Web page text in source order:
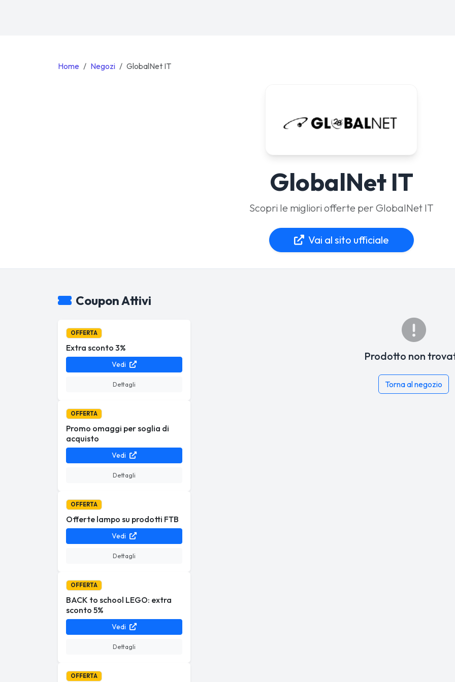
Home Negozi GlobalNet IT
GlobalNet IT
Scopri le migliori offerte per GlobalNet IT
Vai al sito ufficiale
Coupon Attivi
OFFERTA
Extra sconto 3%
Vedi
Dettagli
OFFERTA
Promo omaggi per soglia di
acquisto
Vedi
Dettagli
OFFERTA
Offerte lampo su prodotti FTB
Vedi
Dettagli
OFFERTA
BACK to school LEGO: extra
sconto 5%
Vedi
Dettagli
OFFERTA
Prodotto non
Torna al negozio